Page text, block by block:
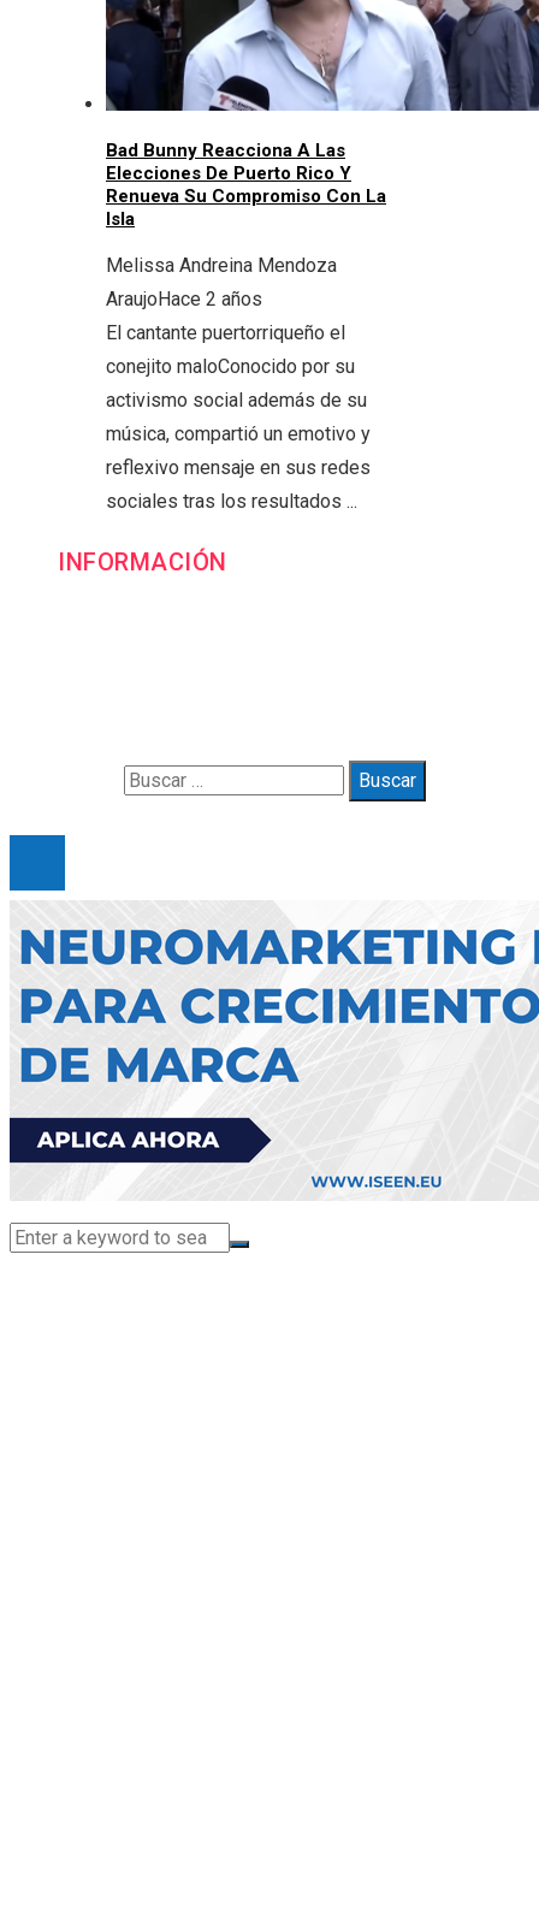
Bad Bunny Reacciona A Las
Elecciones De Puerto Rico Y
Renueva Su Compromiso Con La
Isla
Melissa Andreina Mendoza
AraujoHace 2 años
El cantante puertorriqueño el
conejito maloConocido por su
activismo social además de su
música, compartió un emotivo y
reflexivo mensaje en sus redes
sociales tras los resultados ...
INFORMACIÓN